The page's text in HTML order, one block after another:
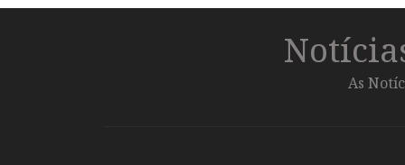
As